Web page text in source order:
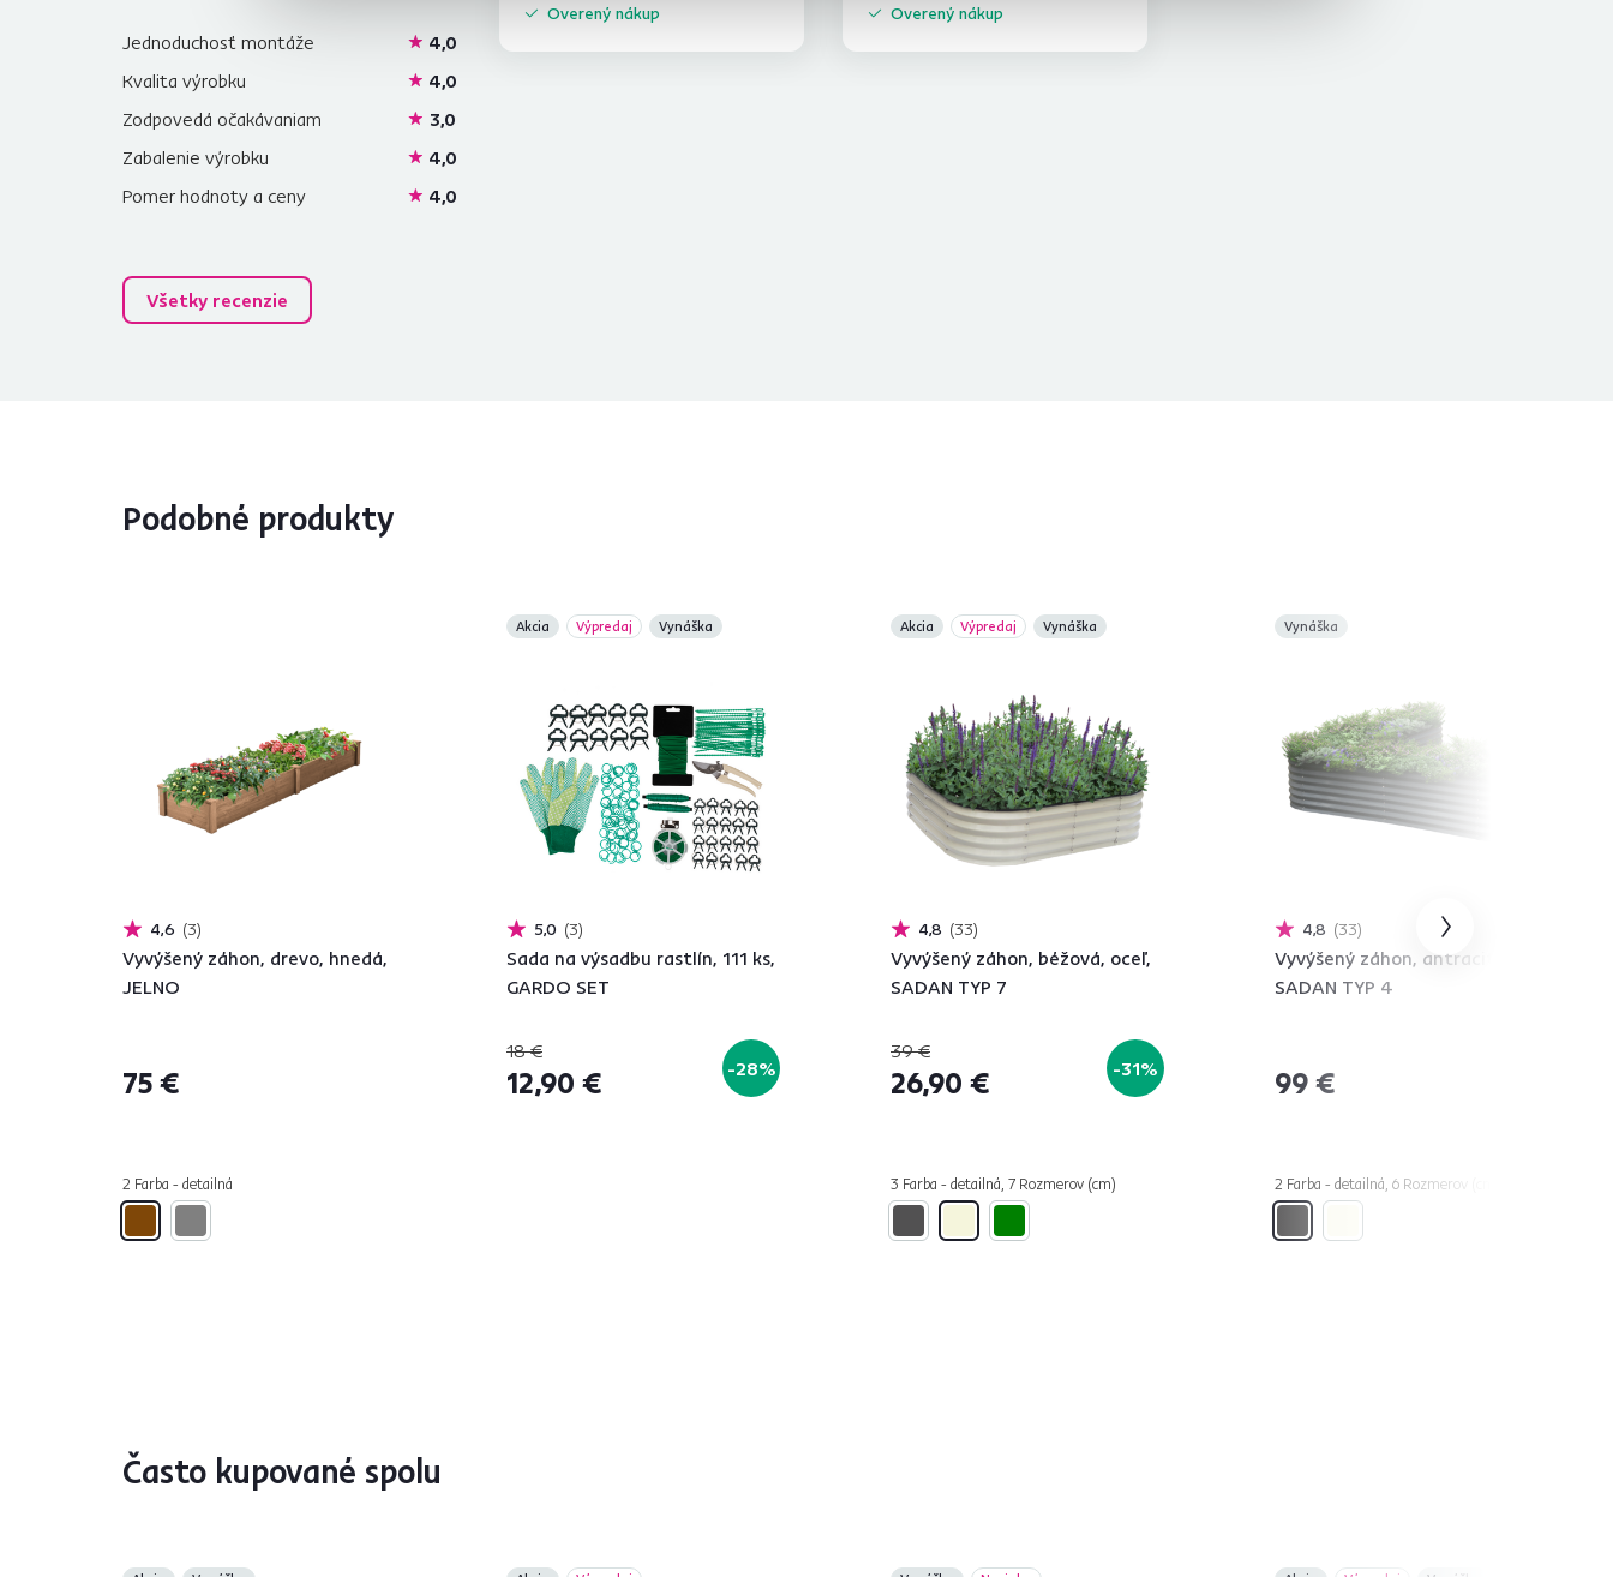
Jednoduchosť montáže
4,0
Kvalita výrobku
4,0
Zodpovedá očakávaniam
3,0
Zabalenie výrobku
4,0
Pomer hodnoty a ceny
4,0
Všetky recenzie
Overený nákup Overený nákup
Podobné produkty
4,6 3
Vyvýšený záhon, drevo, hnedá,
JELNO
75 €
2 Farba - detailná
Akcia Výpredaj Vynáška
5,0 3
Sada na výsadbu rastlín, 111 ks,
GARDO SET
18 €
12,90 € -28%
Akcia Výpredaj Vynáška
4,8 33
Vyvýšený záhon, béžová, oceľ,
SADAN TYP 7
39 €
26,90 € -31%
3 Farba - detailná, 7 Rozmerov (cm)
Vynáška
4,8 33
Vyvýšený záhon, antracit, oceľ,
SADAN TYP 4
99 €
2 Farba - detailná, 6 Rozmerov (cm)
Často kupované spolu